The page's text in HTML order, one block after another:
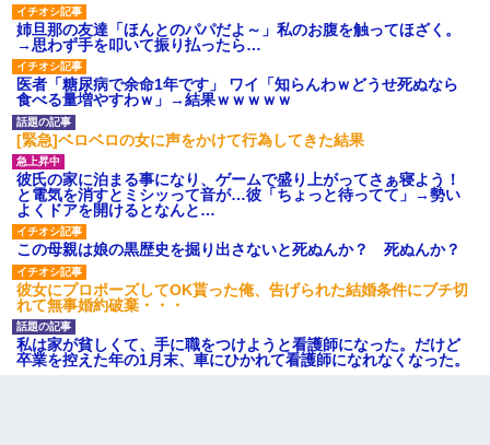
姉旦那の友達「ほんとのパパだよ～」私のお腹を触ってほざく。
→思わず手を叩いて振り払ったら…
医者「糖尿病で余命1年です」 ワイ「知らんわｗどうせ死ぬなら
食べる量増やすわｗ」→結果ｗｗｗｗｗ
[緊急]ベロベロの女に声をかけて行為してきた結果
彼氏の家に泊まる事になり、ゲームで盛り上がってさぁ寝よう！
と電気を消すとミシッって音が…彼「ちょっと待ってて」→勢い
よくドアを開けるとなんと…
この母親は娘の黒歴史を掘り出さないと死ぬんか？ 死ぬんか？
彼女にプロポーズしてOK貰った俺、告げられた結婚条件にブチ切
れて無事婚約破棄・・・
私は家が貧しくて、手に職をつけようと看護師になった。だけど
卒業を控えた年の1月末、車にひかれて看護師になれなくなった。